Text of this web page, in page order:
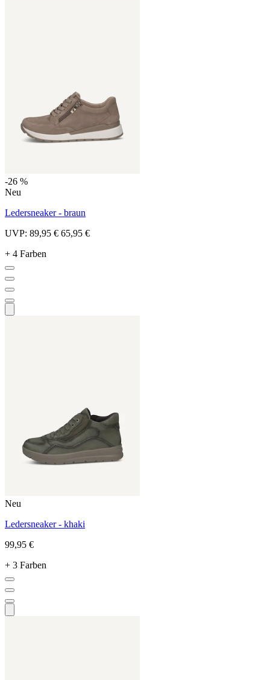
-26 %
Neu
Ledersneaker - braun
UVP: 89,95 € 65,95 €
+ 4 Farben
Neu
Ledersneaker - khaki
99,95 €
+ 3 Farben